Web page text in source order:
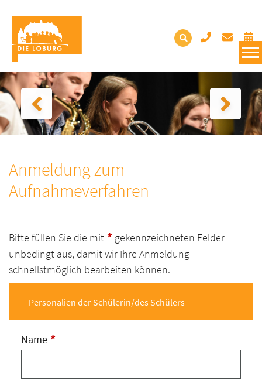
Anmeldung zum
Aufnahmeverfahren
Bitte füllen Sie die mit * gekennzeichneten Felder
unbedingt aus, damit wir Ihre Anmeldung
schnellstmöglich bearbeiten können.
Personalien der Schülerin/des Schülers
Name *